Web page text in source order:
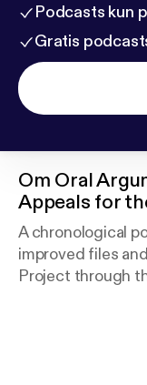
Podcasts kun
Gratis
Om Oral
Appeals for
A chronological
improved files
Project through